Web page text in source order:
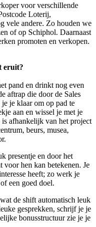
voor verschillende
Loterij,
vele andere. Zo houden we
of op Schiphol. Daarnaast
promoten en verkopen.
eruit?
pand en drinkt nog even
aftrap die door de Sales
je klaar om op pad te
aan en wissel je met je
afhankelijk van het project
beurs, musea,
presentje en door het
hen kan betekenen. Je
heeft; zo werk je
een goed doel.
de shift automatisch leuk
gesprekken, schrijf je je
bonusstructuur zie je je